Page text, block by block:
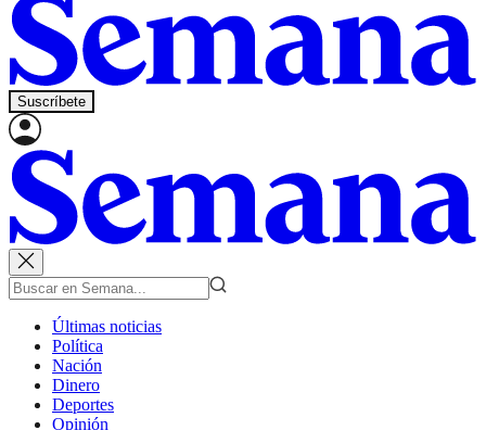
Suscríbete
Últimas noticias
Política
Nación
Dinero
Deportes
Opinión